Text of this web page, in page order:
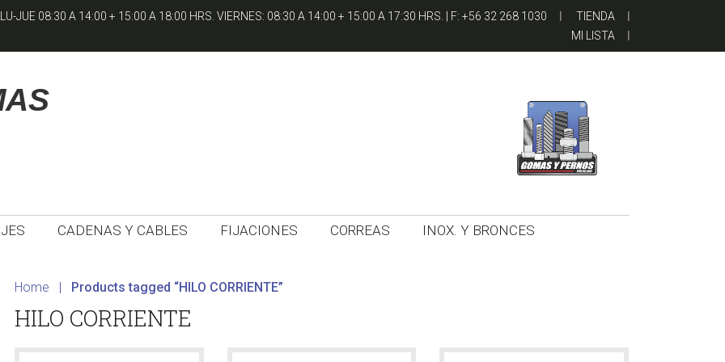
JUE 08:30 A 14:00 + 15:00 A 18:00 HRS. VIERNES: 08:30 A 14:00 + 15:00 A 17:30 HRS. | F: +56 32 268 1030
TIENDA
MI LISTA
CADENAS Y CABLES FIJACIONES CORREAS INOX. Y BRONCES
Home Products tagged “HILO CORRIENTE”
HILO CORRIENTE